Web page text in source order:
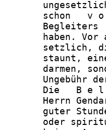
schon   v
Begleiters
haben. Vor
setzlich,
staunt,
darmen,
Ungebühr
Die   B e
Herrn
guter
oder